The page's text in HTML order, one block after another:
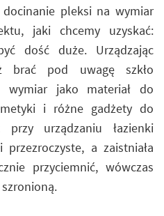
pleksi na wymiar
jaki chcemy uzyskać:
dość duże. Urządzając
brać pod uwagę szkło
wymiar jako materiał do
i różne gadżety do
urządzaniu łazienki
a zaistniała
przyciemnić, wówczas